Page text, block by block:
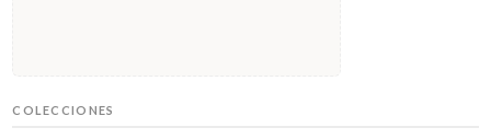
COLECCIONES